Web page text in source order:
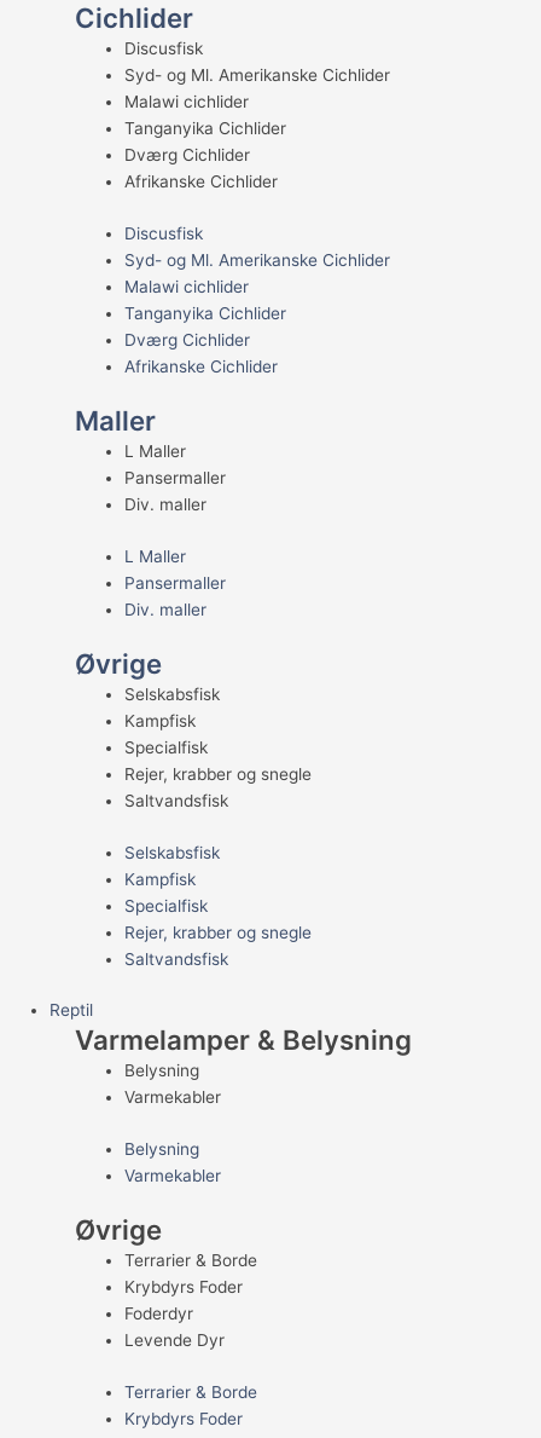
Cichlider
Discusfisk
Syd- og Ml. Amerikanske Cichlider
Malawi cichlider
Tanganyika Cichlider
Dværg Cichlider
Afrikanske Cichlider
Discusfisk
Syd- og Ml. Amerikanske Cichlider
Malawi cichlider
Tanganyika Cichlider
Dværg Cichlider
Afrikanske Cichlider
Maller
L Maller
Pansermaller
Div. maller
L Maller
Pansermaller
Div. maller
Øvrige
Selskabsfisk
Kampfisk
Specialfisk
Rejer, krabber og snegle
Saltvandsfisk
Selskabsfisk
Kampfisk
Specialfisk
Rejer, krabber og snegle
Saltvandsfisk
Reptil
Varmelamper & Belysning
Belysning
Varmekabler
Belysning
Varmekabler
Øvrige
Terrarier & Borde
Krybdyrs Foder
Foderdyr
Levende Dyr
Terrarier & Borde
Krybdyrs Foder